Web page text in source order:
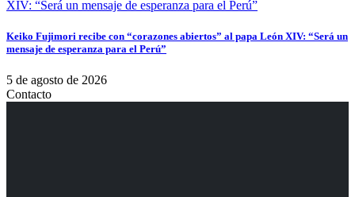
Keiko Fujimori recibe con “corazones abiertos” al papa León XIV: “Será un
mensaje de esperanza para el Perú”
5 de agosto de 2026
Contacto